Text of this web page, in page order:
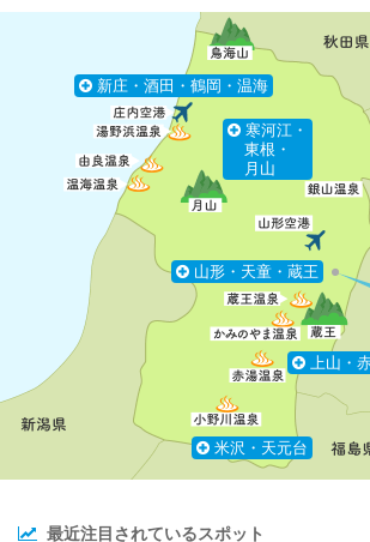
山形・天童・蔵王
寒河江・
東根・
月山
上山・
米沢・天元台
新庄・酒田・鶴岡・温海
最近注目されているスポット